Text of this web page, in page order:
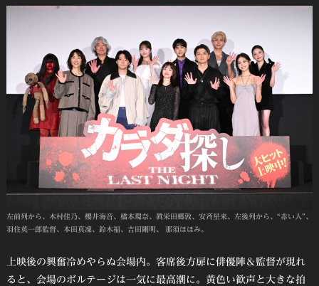
左前列から、木村佳乃、櫻井海音、橋本環奈、眞栄田郷敦、安斉星来、左後列から、“赤い人”、
羽住英一郎監督、本田真凜、鈴木福、吉田剛明、 那須ほほみ。
上映後の興奮冷めやらぬ会場内。客席後方扉に俳優陣＆監督が現れ
ると、会場のボルテージは一気に最高潮に。黄色い歓声と大きな拍